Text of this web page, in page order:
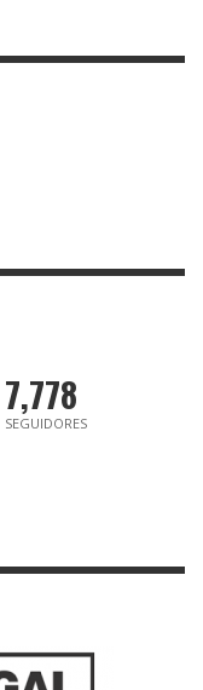
7,778
SEGUIDORES